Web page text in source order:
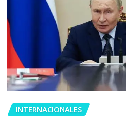
INTERNACIONALES